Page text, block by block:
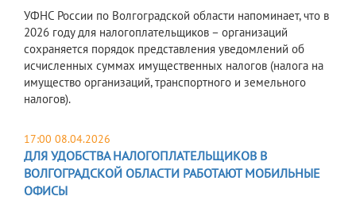
УФНС России по Волгоградской области напоминает, что в
2026 году для налогоплательщиков – организаций
сохраняется порядок представления уведомлений об
исчисленных суммах имущественных налогов (налога на
имущество организаций, транспортного и земельного
налогов).
17:00 08.04.2026
ДЛЯ УДОБСТВА НАЛОГОПЛАТЕЛЬЩИКОВ В
ВОЛГОГРАДСКОЙ ОБЛАСТИ РАБОТАЮТ МОБИЛЬНЫЕ
ОФИСЫ